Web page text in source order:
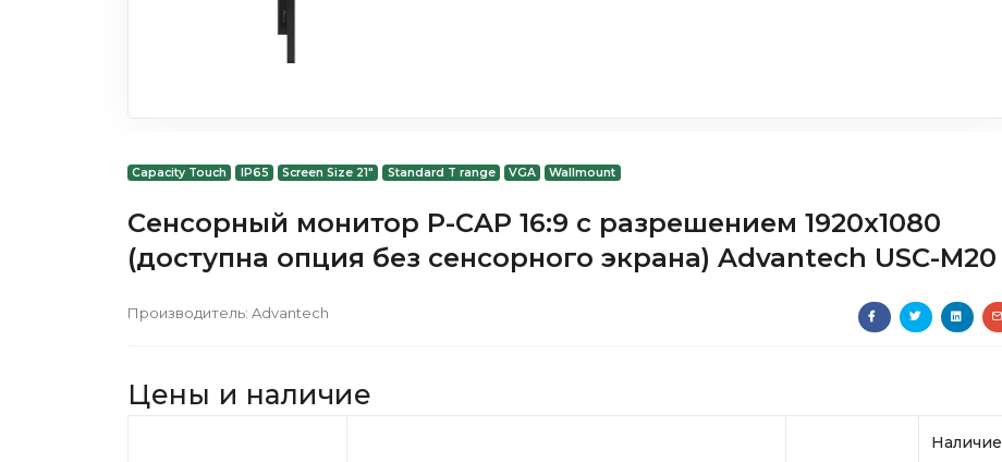
Capacity Touch IP65 Screen Size 21" Standard T range VGA Wallmount
Сенсорный монитор P-CAP 16:9 с разрешением 1920x1080
(доступна опция без сенсорного экрана) Advantech USC-M20
Производитель: Advantech
Цены и наличие
Наличие